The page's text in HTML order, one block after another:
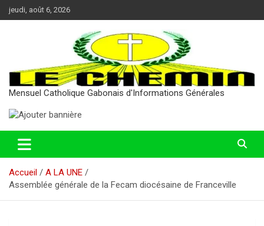
Aller
au
jeudi, août 6, 2026
Mensuel Catholique Gabonais d'Informations Générales
Accueil
A LA UNE
Assemblée générale de la Fecam diocésaine de Franceville